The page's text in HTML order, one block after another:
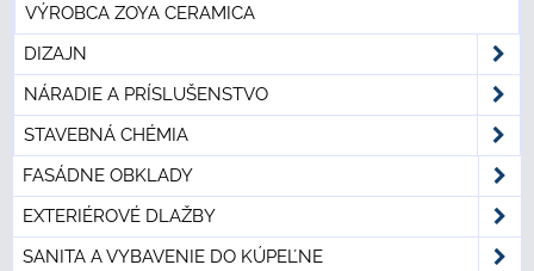
VÝROBCA ZOYA CERAMICA
DIZAJN
NÁRADIE A PRÍSLUŠENSTVO
STAVEBNÁ CHÉMIA
FASÁDNE OBKLADY
EXTERIÉROVÉ DLAŽBY
SANITA A VYBAVENIE DO KÚPEĽNE